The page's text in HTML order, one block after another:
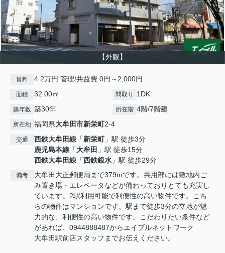
【外観】
賃料 4.2万円 管理/共益費 0円～2,000円
面積 32.00㎡ 間取り 1DK
築年数 築30年 所在階 4階/7階建
所在地 福岡県大牟田市新栄町2-4
交通 西鉄大牟田線 「新栄町」駅 徒歩3分
鹿児島本線 「大牟田 」駅 徒歩15分
西鉄大牟田線 「西鉄銀水 」駅 徒歩29分
備考
大牟田大正郵便局まで379mです。共用部には敷地内ご
み置き場・エレベータなどが備わっておりとても充実し
ています。2駅利用可能で利便性の高い物件です。こち
らの物件はマンションです。駅まで徒歩3分の立地が魅
力的な、利便性の高い物件です。こだわりたい条件など
があれば、0944888487からエイブルネットワーク
大牟田駅前店スタッフまでお伝えください。